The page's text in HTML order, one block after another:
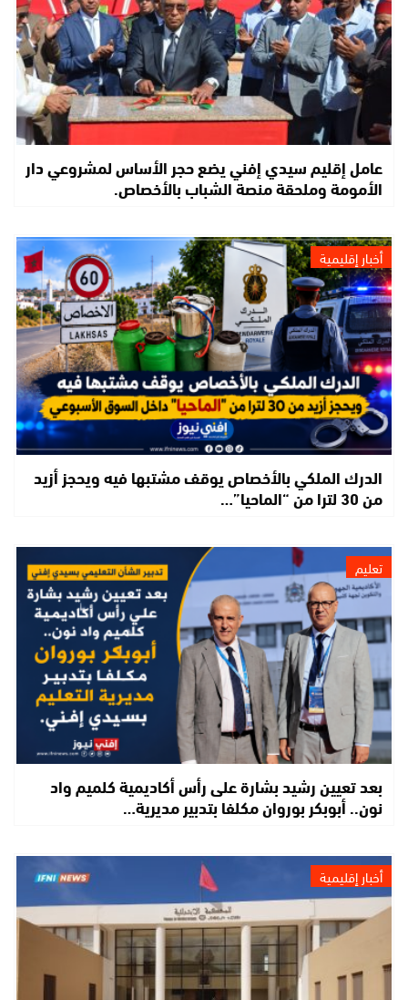
عامل إقليم سيدي إفني يضع حجر الأساس لمشروعي دار
الأمومة وملحقة منصة الشباب بالأخصاص.
أخبار إقليمية
الدرك الملكي بالأخصاص يوقف مشتبها فيه ويحجز أزيد
من 30 لترا من “الماحيا”…
تعليم
بعد تعيين رشيد بشارة على رأس أكاديمية كلميم واد
نون.. أبوبكر بوروان مكلفا بتدبير مديرية…
أخبار إقليمية